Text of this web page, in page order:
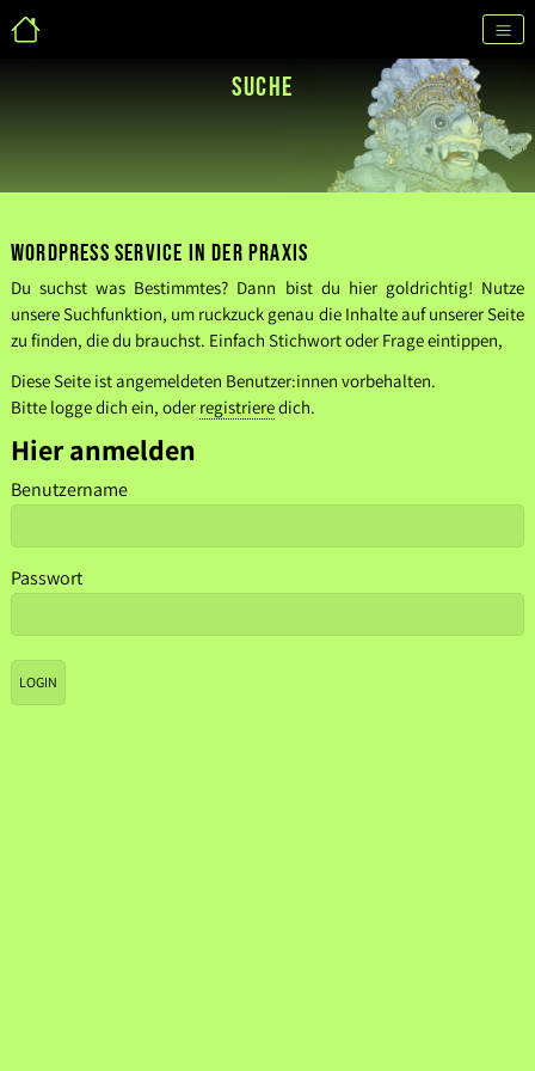
SUCHE
WordPress Service in der Praxis
Du suchst was Bestimmtes? Dann bist du hier goldrichtig! Nutze
unsere Suchfunktion, um ruckzuck genau die Inhalte auf unserer Seite
zu finden, die du brauchst. Einfach Stichwort oder Frage eintippen,
Diese Seite ist angemeldeten Benutzer:innen vorbehalten.
Bitte logge dich ein, oder registrieredich.
Hier anmelden
Benutzername
Passwort